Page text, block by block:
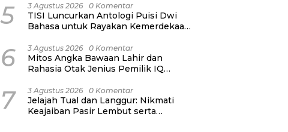
5 3 Agustus 2026 0 Komentar
TISI Luncurkan Antologi Puisi Dwi
Bahasa untuk Rayakan Kemerdekaan
6 3 Agustus 2026 0 Komentar
Mitos Angka Bawaan Lahir dan
Rahasia Otak Jenius Pemilik IQ
7 3 Agustus 2026 0 Komentar
Jelajah Tual dan Langgur: Nikmati
Keajaiban Pasir Lembut serta